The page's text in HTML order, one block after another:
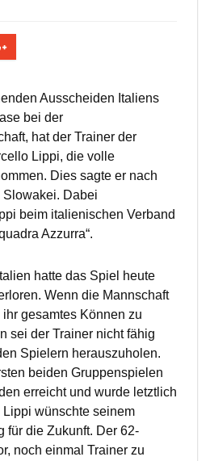
Ausscheiden Italiens
bei der
hat der Trainer der
Lippi, die volle
Dies sagte er nach
Dabei
beim italienischen Verband
Azzurra“.
hatte das Spiel heute
Wenn die Mannschaft
gesamtes Können zu
sei der Trainer nicht fähig
Spielern herauszuholen.
beiden Gruppenspielen
erreicht und wurde letztlich
Lippi wünschte seinem
für die Zukunft. Der 62-
noch einmal Trainer zu